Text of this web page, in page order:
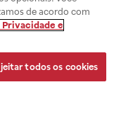
de acordo com
Privacidade e
todos os cookies